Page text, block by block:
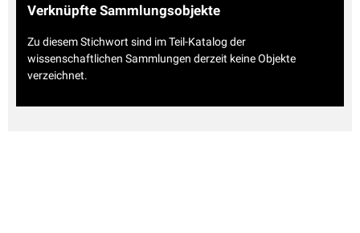
Verknüpfte Sammlungsobjekte
Zu diesem Stichwort sind im Teil-Katalog der
wissenschaftlichen Sammlungen derzeit keine Objekte
verzeichnet.